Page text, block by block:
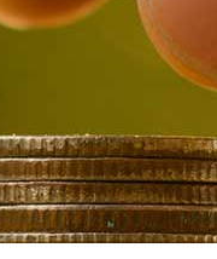
略過字型切換，社群分